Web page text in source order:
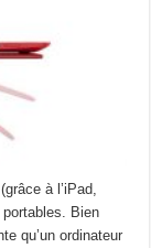
à l’iPad,
Bien
qu’un ordinateur